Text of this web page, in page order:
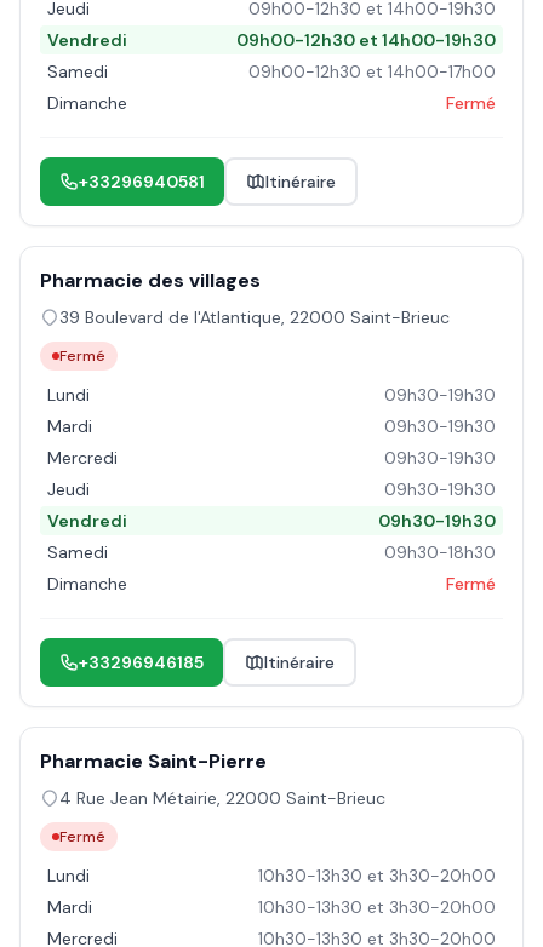
Jeudi
09h00-12h30 et 14h00-19h30
Vendredi
09h00-12h30 et 14h00-19h30
Samedi
09h00-12h30 et 14h00-17h00
Dimanche
Fermé
+33296940581 Itinéraire
Pharmacie des villages
39 Boulevard de l'Atlantique, 22000 Saint-Brieuc
Fermé
Lundi
09h30-19h30
Mardi
09h30-19h30
Mercredi
09h30-19h30
Jeudi
09h30-19h30
Vendredi
09h30-19h30
Samedi
09h30-18h30
Dimanche
Fermé
+33296946185 Itinéraire
Pharmacie Saint-Pierre
4 Rue Jean Métairie, 22000 Saint-Brieuc
Fermé
Lundi
10h30-13h30 et 3h30-20h00
Mardi
10h30-13h30 et 3h30-20h00
Mercredi
10h30-13h30 et 3h30-20h00